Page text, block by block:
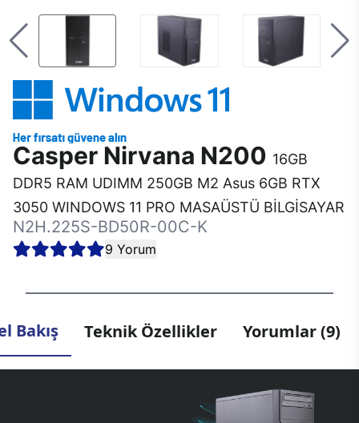
Casper Nirvana N200 16GB
DDR5 RAM UDIMM 250GB M2 Asus 6GB RTX
3050 WINDOWS 11 PRO MASAÜSTÜ BİLGİSAYAR
N2H.225S-BD50R-00C-K
9 Yorum
Bakış Teknik Özellikler Yorumlar (9)